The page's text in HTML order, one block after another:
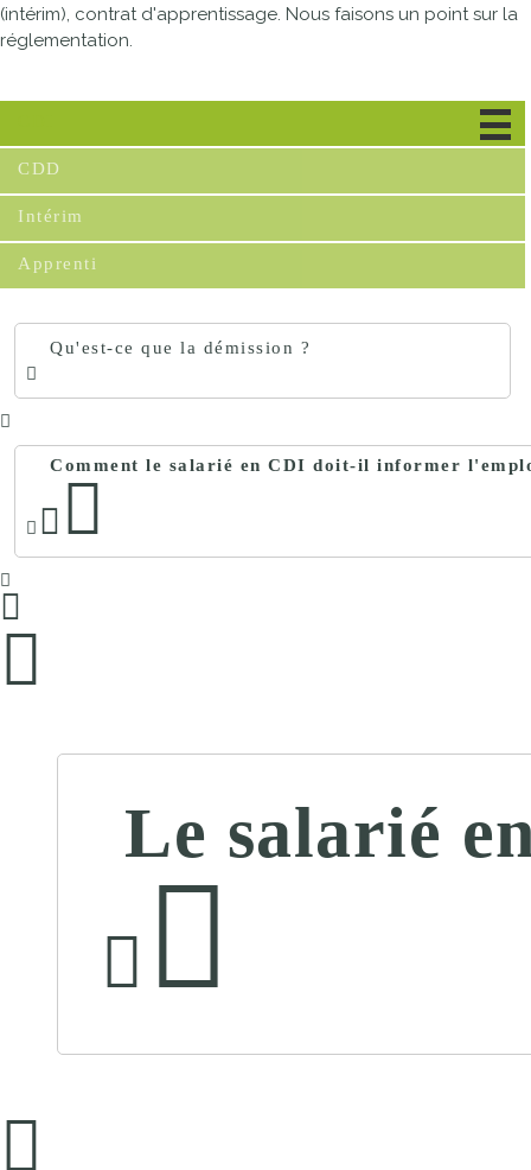
(intérim), contrat d'apprentissage. Nous faisons un point sur la
réglementation.
CDD
Intérim
Apprenti
Qu'est-ce que la démission ?
Comment le salarié en CDI doit-il informer
Le salarié